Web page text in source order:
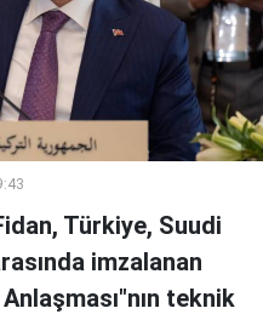
Türkiye, Suudi
imzalanan
teknik